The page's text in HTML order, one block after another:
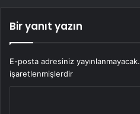
Bir yanıt yazın
E-posta adresiniz yayınlanmayacak.
işaretlenmişlerdir